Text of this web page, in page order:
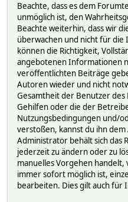
Beachte, dass es dem
unmöglich ist, den
Beachte weiterhin, dass wir
überwachen und nicht für
können die Richtigkeit,
angebotenen Informationen
veröffentlichten Beiträge
Autoren wieder und nicht
Gesamtheit der Benutzer des
Gehilfen oder die der
Nutzungsbedingungen und/
verstoßen, kannst du ihn
Administrator behält sich das
jederzeit zu ändern oder zu
manuelles Vorgehen
immer sofort möglich ist,
bearbeiten. Dies gilt auch für